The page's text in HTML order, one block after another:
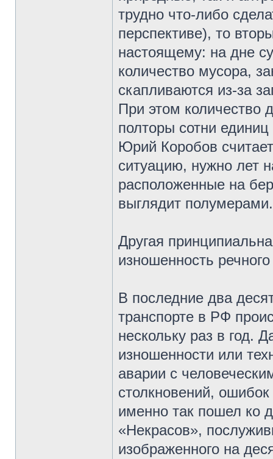
трудно что-либо
перспективе), то
настоящему: на дне
количество мусора,
скапливаются из-за
При этом количество
полторы сотни
Юрий Коробов
ситуацию, нужно лет
расположенные на
выглядит полумерами.
Другая
изношенность
В последние два
транспорте в РФ
нескольку раз в год.
изношенности или
аварии с
столкновений,
именно так пошел ко
«Некрасов»,
изображенного на